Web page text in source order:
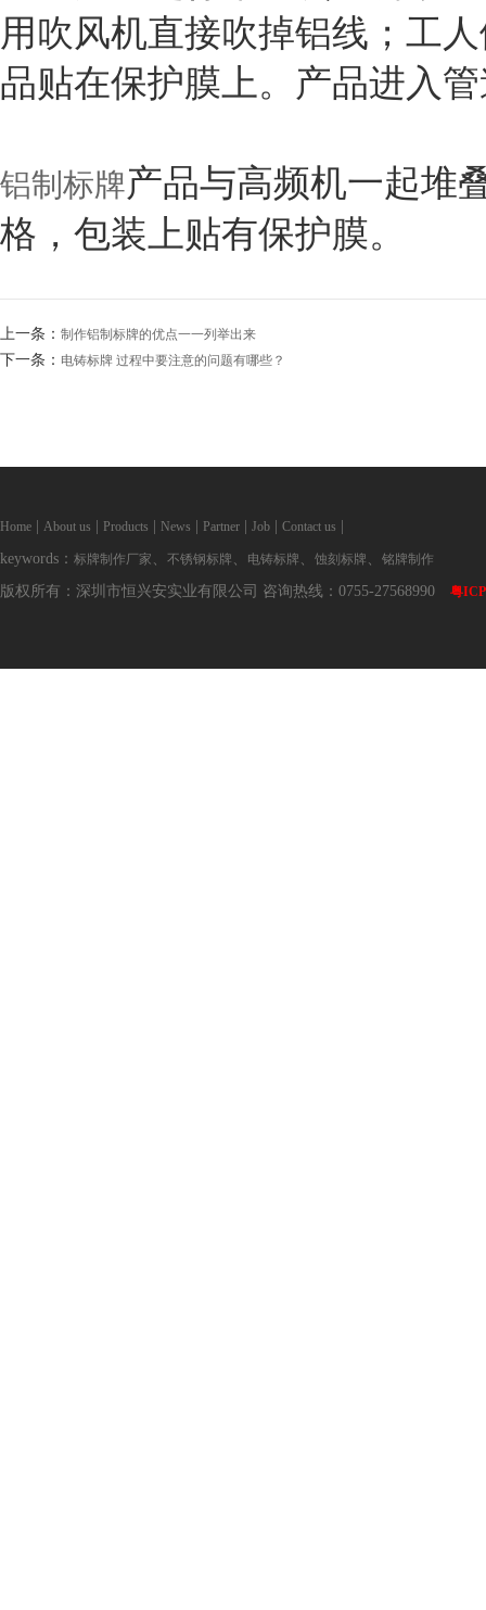
用吹风机直接吹掉铝线；工
品贴在保护膜上。产品进入
铝制标牌产品与高频机一起堆
格，包装上贴有保护膜。
上一条： 制作铝制标牌​的优点一一列举出来
下一条： 电铸标牌 过程中要注意的问题有哪些？
Home About us Products News Partner Job Contact us
keywords： 标牌制作厂家 、 不锈钢标牌 、 电铸标牌 、 蚀刻标牌 、 铭牌制作
版权所有：深圳市恒兴安实业有限公司 咨询热线：0755-27568990 粤